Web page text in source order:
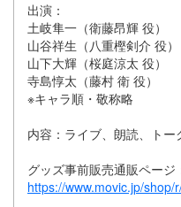
出演：
土岐隼一（衛藤昂輝 役）
山谷祥生（八重樫剣介 役）
山下大輝（桜庭涼太 役）
寺島惇太（藤村 衛 役）
※キャラ順・敬称略
内容：ライブ、朗読、トー
グッズ事前販売通販ページ
https://www.movic.jp/shop/